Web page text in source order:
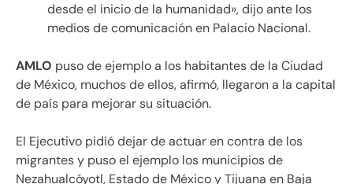
desde el inicio de la humanidad», dijo ante los
medios de comunicación en Palacio Nacional.
AMLO puso de ejemplo a los habitantes de la Ciudad
de México, muchos de ellos, afirmó, llegaron a la capital
de país para mejorar su situación.
El Ejecutivo pidió dejar de actuar en contra de los
migrantes y puso el ejemplo los municipios de
Nezahualcóyotl, Estado de México y Tijuana en Baja